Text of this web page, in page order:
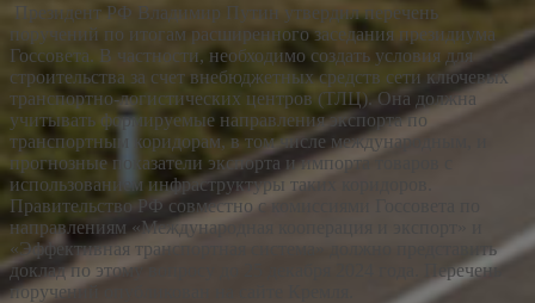
Президент РФ Владимир Путин утвердил перечень
поручений по итогам расширенного заседания президиума
Госсовета. В частности, необходимо создать условия для
строительства за счет внебюджетных средств сети ключевых
транспортно-логистических центров (ТЛЦ). Она должна
учитывать формируемые направления экспорта по
транспортным коридорам, в том числе международным, и
прогнозные показатели экспорта и импорта товаров с
использованием инфраструктуры таких коридоров.
Правительство РФ совместно с комиссиями Госсовета по
направлениям «Международная кооперация и экспорт» и
«Эффективная транспортная система» должно представить
доклад по этому вопросу до 25 декабря 2024 года. Перечень
поручений опубликован на сайте Кремля.